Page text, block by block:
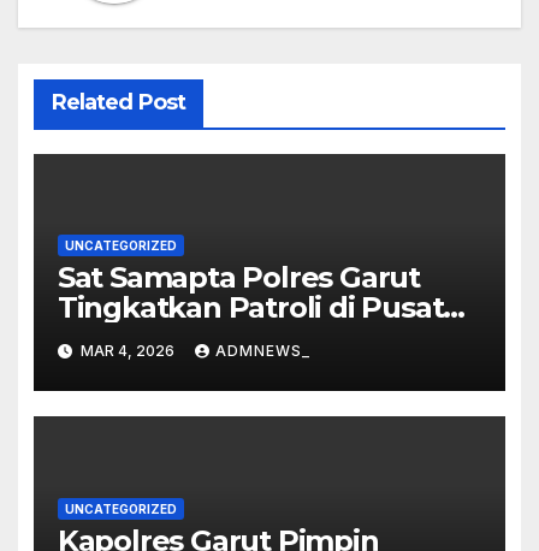
Related Post
UNCATEGORIZED
Sat Samapta Polres Garut
Tingkatkan Patroli di Pusat
Perbelanjaan
MAR 4, 2026 ADMNEWS_
UNCATEGORIZED
Kapolres Garut Pimpin